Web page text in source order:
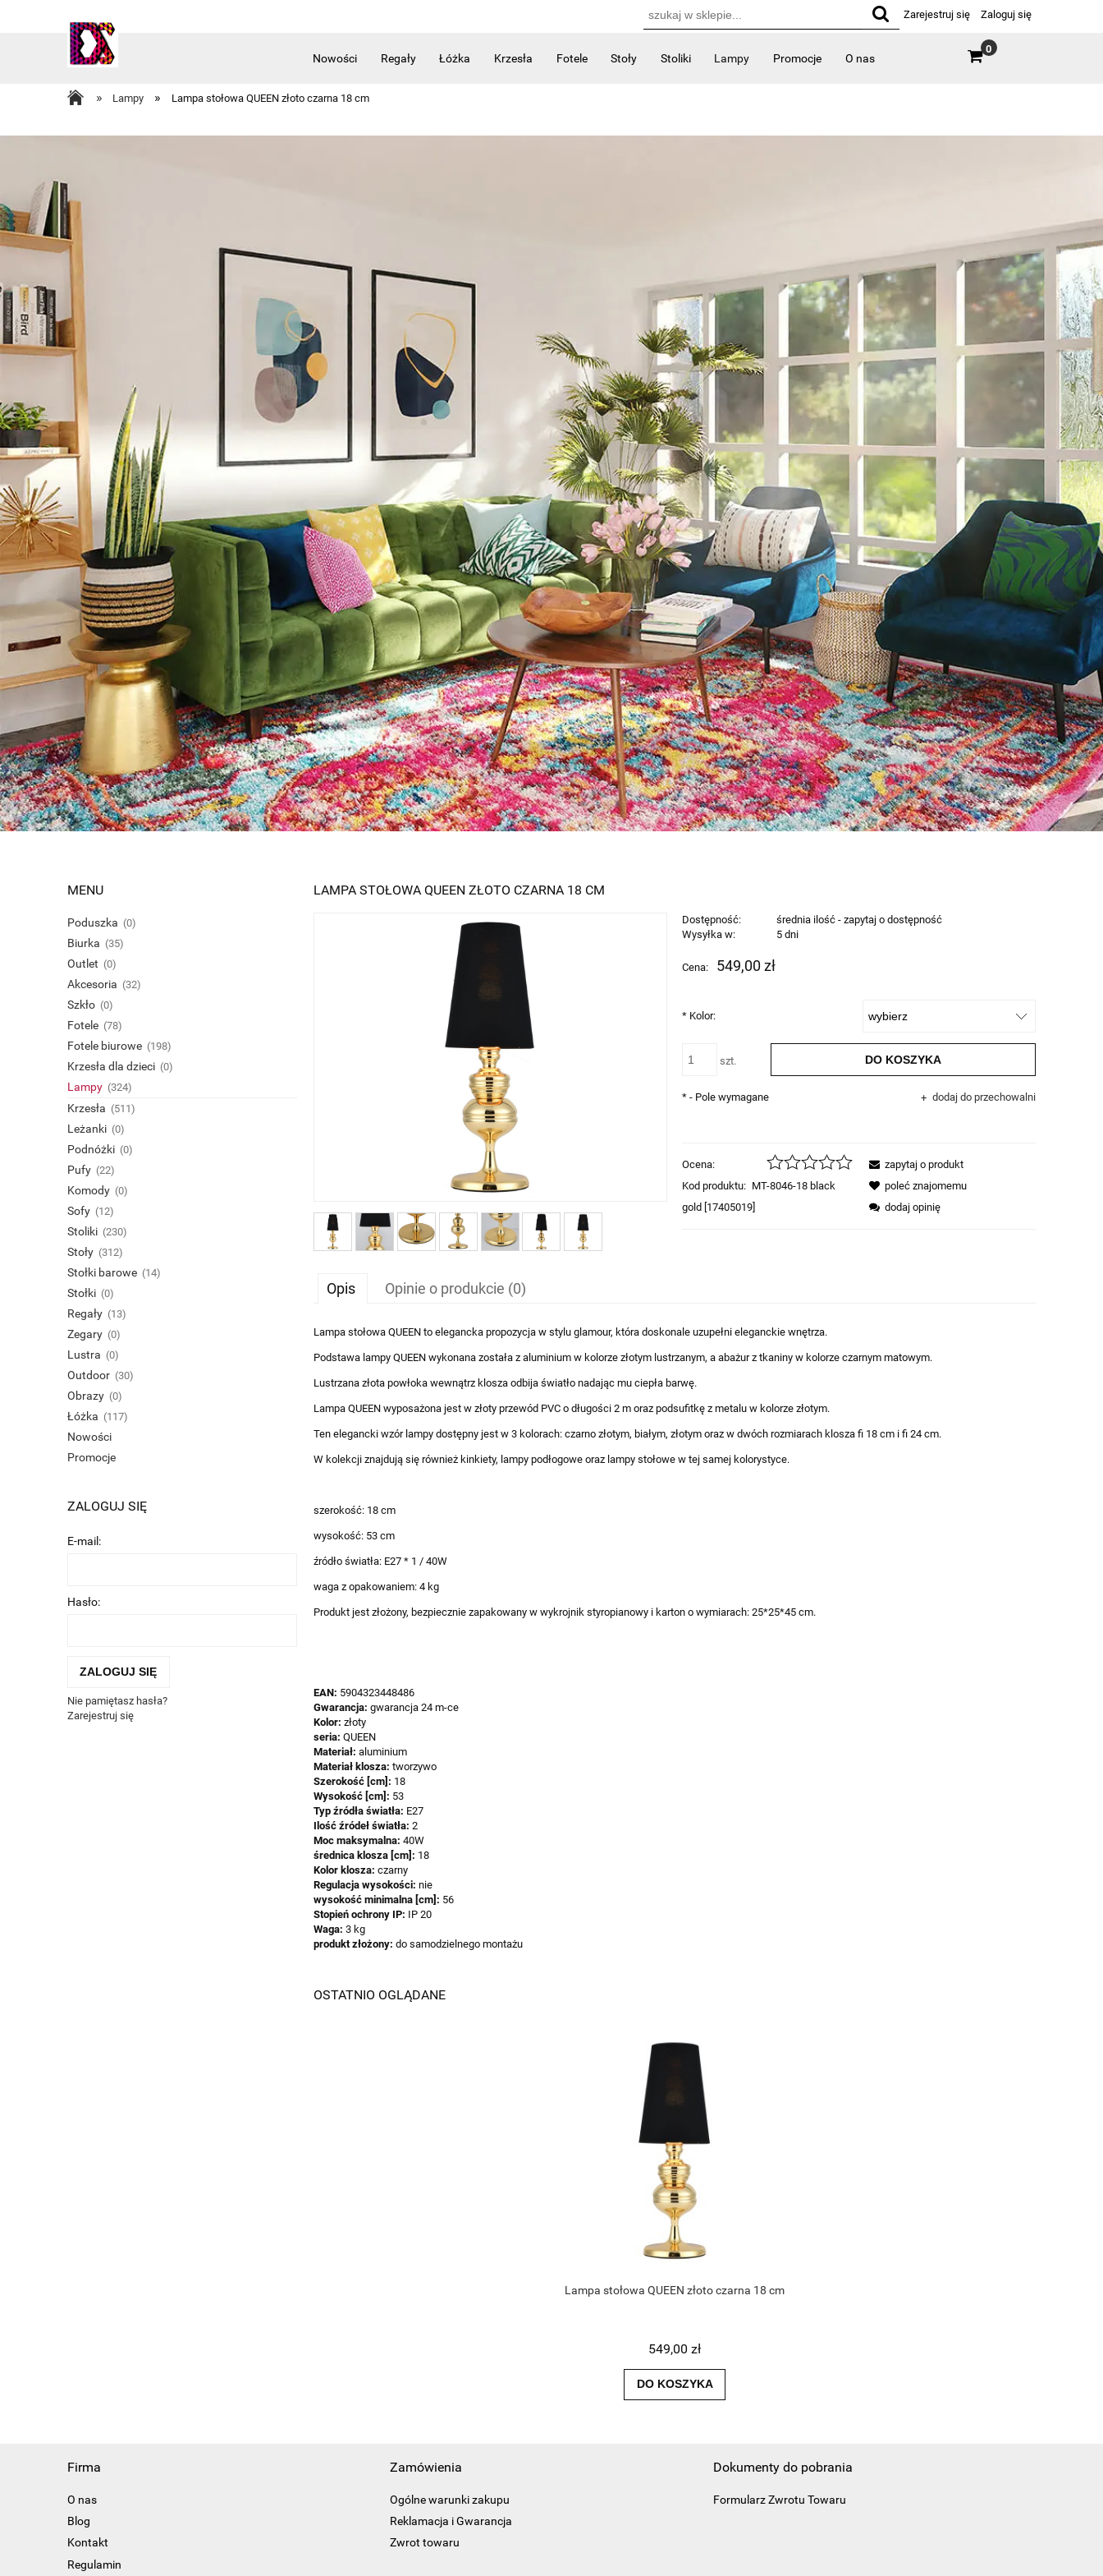
Zarejestruj się Zaloguj się
Nowości Regały Łóżka Krzesła Fotele Stoły Stoliki Lampy Promocje O nas
0
» Lampy » Lampa stołowa QUEEN złoto czarna 18 cm
MENU
Poduszka (0)
Biurka (35)
Outlet (0)
Akcesoria (32)
Szkło (0)
Fotele (78)
Fotele biurowe (198)
Krzesła dla dzieci (0)
Lampy (324)
Krzesła (511)
Leżanki (0)
Podnóżki (0)
Pufy (22)
Komody (0)
Sofy (12)
Stoliki (230)
Stoły (312)
Stołki barowe (14)
Stołki (0)
Regały (13)
Zegary (0)
Lustra (0)
Outdoor (30)
Obrazy (0)
Łóżka (117)
Nowości
Promocje
ZALOGUJ SIĘ
E-mail:
Hasło:
ZALOGUJ SIĘ
Nie pamiętasz hasła?
Zarejestruj się
LAMPA STOŁOWA QUEEN ZŁOTO CZARNA 18 CM
Dostępność:
średnia ilość - zapytaj o dostępność
Wysyłka w:
5 dni
Cena: 549,00 zł
* Kolor:
szt. DO KOSZYKA
dodaj do przechowalni
* - Pole wymagane
Ocena:
Kod produktu: MT-8046-18 black
gold [17405019]
zapytaj o produkt
poleć znajomemu
dodaj opinię
Opis Opinie o produkcie (0)
Lampa stołowa QUEEN to elegancka propozycja w stylu glamour, która doskonale uzupełni eleganckie wnętrza.
Podstawa lampy QUEEN wykonana została z aluminium w kolorze złotym lustrzanym, a abażur z tkaniny w kolorze czarnym matowym.
Lustrzana złota powłoka wewnątrz klosza odbija światło nadając mu ciepła barwę.
Lampa QUEEN wyposażona jest w złoty przewód PVC o długości 2 m oraz podsufitkę z metalu w kolorze złotym.
Ten elegancki wzór lampy dostępny jest w 3 kolorach: czarno złotym, białym, złotym oraz w dwóch rozmiarach klosza fi 18 cm i fi 24 cm.
W kolekcji znajdują się również kinkiety, lampy podłogowe oraz lampy stołowe w tej samej kolorystyce.
szerokość: 18 cm
wysokość: 53 cm
źródło światła: E27 * 1 / 40W
waga z opakowaniem: 4 kg
Produkt jest złożony, bezpiecznie zapakowany w wykrojnik styropianowy i karton o wymiarach: 25*25*45 cm.
EAN: 5904323448486
Gwarancja: gwarancja 24 m-ce
Kolor: złoty
seria: QUEEN
Materiał: aluminium
Materiał klosza: tworzywo
Szerokość [cm]: 18
Wysokość [cm]: 53
Typ źródła światła: E27
Ilość źródeł światła: 2
Moc maksymalna: 40W
średnica klosza [cm]: 18
Kolor klosza: czarny
Regulacja wysokości: nie
wysokość minimalna [cm]: 56
Stopień ochrony IP: IP 20
Waga: 3 kg
produkt złożony: do samodzielnego montażu
OSTATNIO OGLĄDANE
Lampa stołowa QUEEN złoto czarna 18 cm
549,00 zł
DO KOSZYKA
Firma
O nas
Blog
Kontakt
Regulamin
Zamówienia
Ogólne warunki zakupu
Reklamacja i Gwarancja
Zwrot towaru
Dokumenty do pobrania
Formularz Zwrotu Towaru